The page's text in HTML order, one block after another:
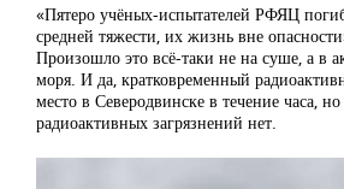
«Пятеро учёных-испытателей РФЯЦ
средней тяжести, их жизнь вне
Произошло это всё-таки не на суше, а в
моря. И да, кратковременный
место в Северодвинске в течение часа,
радиоактивных загрязнений нет.